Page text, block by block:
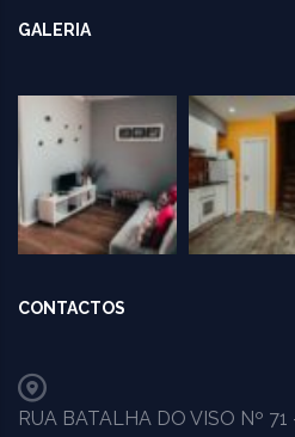
GALERIA
CONTACTOS
RUA BATALHA DO VISO Nº